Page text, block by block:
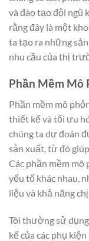
và đào tạo đội ngũ
rằng đây là một
ta tạo ra những
nhu cầu của thị
Phần Mềm Mô
Phần mềm mô
thiết kế và tối ưu
chúng ta dự đoán
sản xuất, từ đó
Các phần mềm mô
yếu tố khác nhau,
liệu và khả năng
Tôi thường sử
kế của các phụ